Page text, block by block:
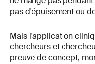
pas d'épuisement ou
Mais l'application
chercheurs et
preuve de concept,